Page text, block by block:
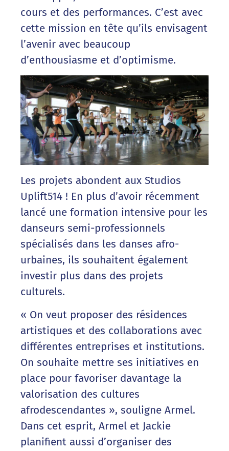
cours et des performances. C’est avec
cette mission en tête qu’ils envisagent
l’avenir avec beaucoup
d’enthousiasme et d’optimisme.
Les projets abondent aux Studios
Uplift514 ! En plus d’avoir récemment
lancé une formation intensive pour les
danseurs semi-professionnels
spécialisés dans les danses afro-
urbaines, ils souhaitent également
investir plus dans des projets
culturels.
« On veut proposer des résidences
artistiques et des collaborations avec
différentes entreprises et institutions.
On souhaite mettre ses initiatives en
place pour favoriser davantage la
valorisation des cultures
afrodescendantes », souligne Armel.
Dans cet esprit, Armel et Jackie
planifient aussi d’organiser des